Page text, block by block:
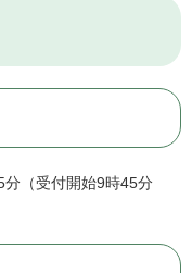
（受付開始9時45分